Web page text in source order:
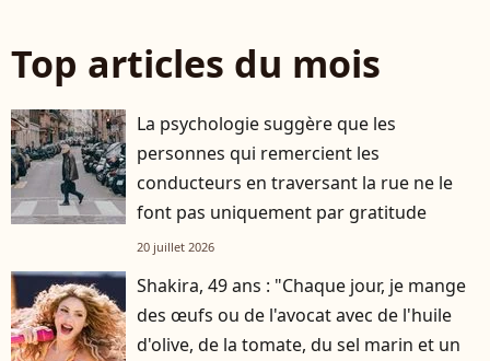
Top articles du mois
La psychologie suggère que les
personnes qui remercient les
conducteurs en traversant la rue ne le
font pas uniquement par gratitude
20 juillet 2026
Shakira, 49 ans : "Chaque jour, je mange
des œufs ou de l'avocat avec de l'huile
d'olive, de la tomate, du sel marin et un